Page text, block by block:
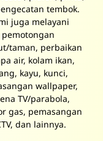
tembok.
juga melayani
pemotongan
taman, perbaikan
air, kolam ikan,
kayu, kunci,
wallpaper,
TV/parabola,
gas, pemasangan
dan lainnya.